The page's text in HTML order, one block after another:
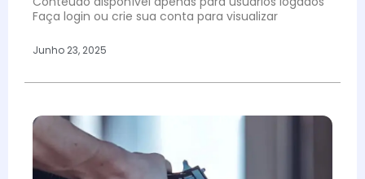
Faça login ou crie sua conta para visualizar
Junho 23, 2025